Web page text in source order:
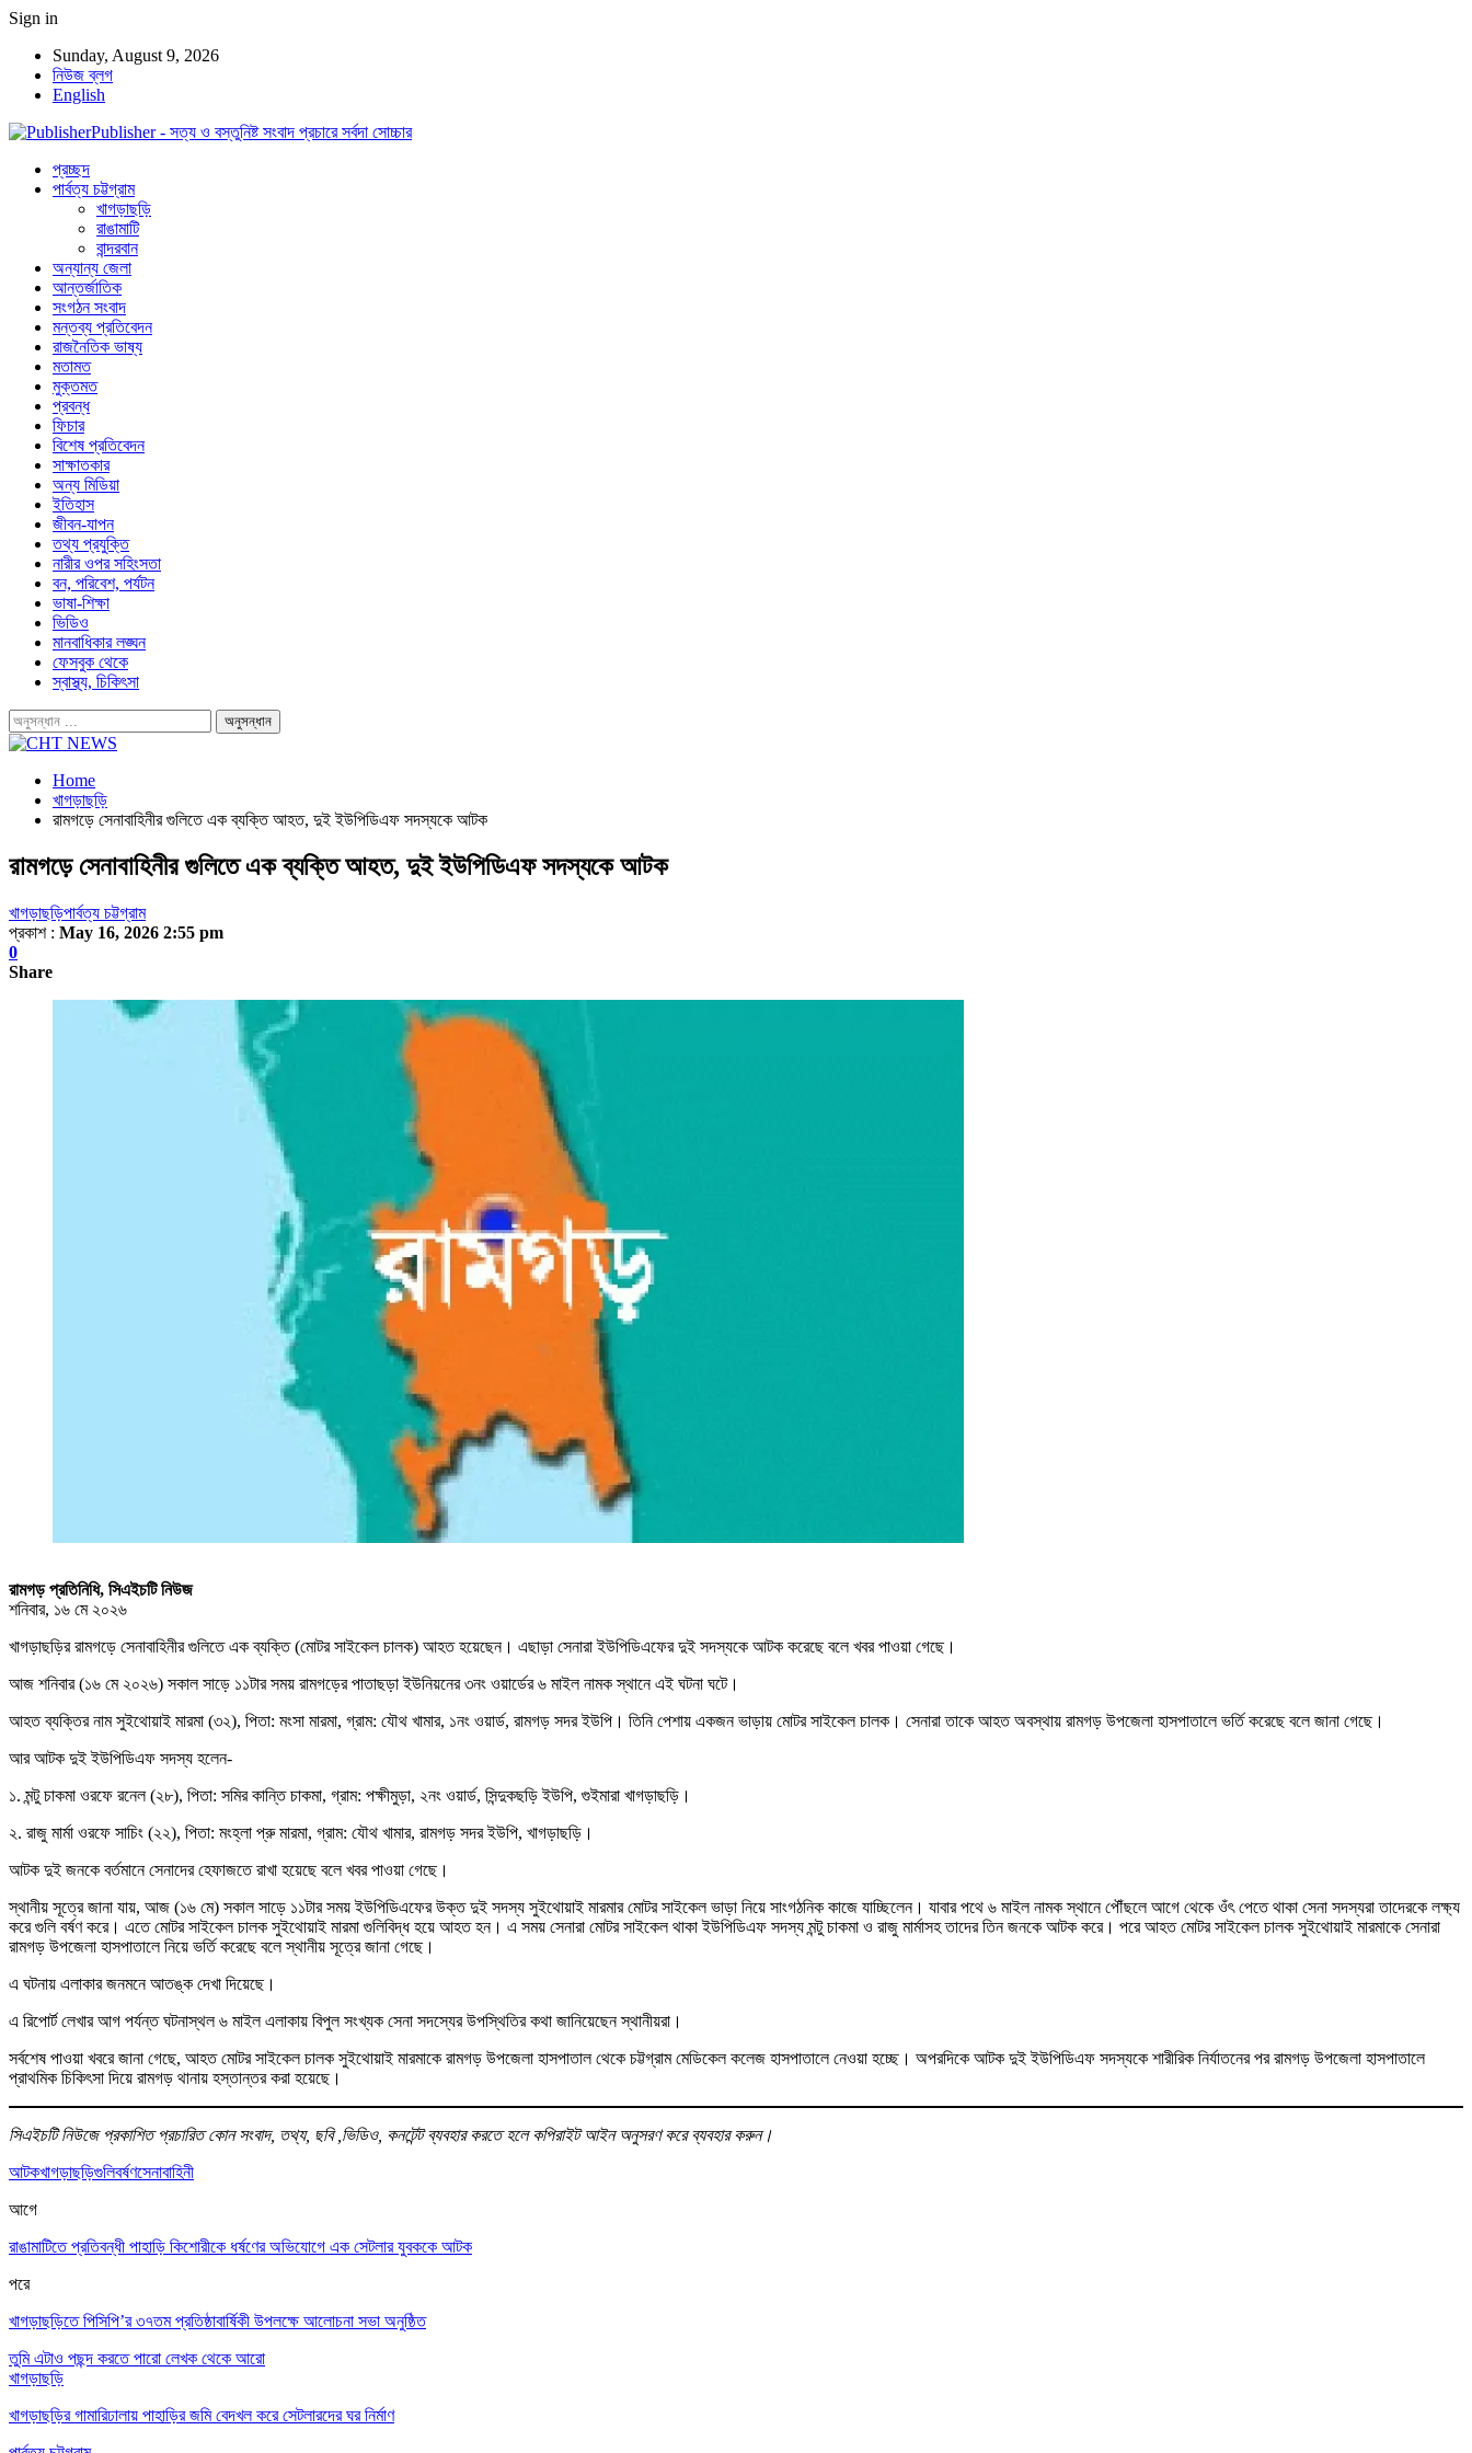
Sign in
Sunday, August 9, 2026
নিউজ ব্লগ
English
Publisher - সত্য ও বস্তুনিষ্ট সংবাদ প্রচারে সর্বদা সোচ্চার
প্রচ্ছদ
পার্বত্য চট্টগ্রাম
খাগড়াছড়ি
রাঙামাটি
বান্দরবান
অন্যান্য জেলা
আন্তর্জাতিক
সংগঠন সংবাদ
মন্তব্য প্রতিবেদন
রাজনৈতিক ভাষ্য
মতামত
মুক্তমত
প্রবন্ধ
ফিচার
বিশেষ প্রতিবেদন
সাক্ষাতকার
অন্য মিডিয়া
ইতিহাস
জীবন-যাপন
তথ্য প্রযুক্তি
নারীর ওপর সহিংসতা
বন, পরিবেশ, পর্যটন
ভাষা-শিক্ষা
ভিডিও
মানবাধিকার লঙ্ঘন
ফেসবুক থেকে
স্বাস্থ্য, চিকিৎসা
Home
খাগড়াছড়ি
রামগড়ে সেনাবাহিনীর গুলিতে এক ব্যক্তি আহত, দুই ইউপিডিএফ সদস্যকে আটক
রামগড়ে সেনাবাহিনীর গুলিতে এক ব্যক্তি আহত, দুই ইউপিডিএফ সদস্যকে আটক
খাগড়াছড়িপার্বত্য চট্টগ্রাম
প্রকাশ : May 16, 2026 2:55 pm
0
Share
রামগড় প্রতিনিধি, সিএইচটি নিউজ
শনিবার, ১৬ মে ২০২৬
খাগড়াছড়ির রামগড়ে সেনাবাহিনীর গুলিতে এক ব্যক্তি (মোটর সাইকেল চালক) আহত হয়েছেন। এছাড়া সেনারা ইউপিডিএফের দুই সদস্যকে আটক করেছে বলে খবর পাওয়া গেছে।
আজ শনিবার (১৬ মে ২০২৬) সকাল সাড়ে ১১টার সময় রামগড়ের পাতাছড়া ইউনিয়নের ৩নং ওয়ার্ডের ৬ মাইল নামক স্থানে এই ঘটনা ঘটে।
আহত ব্যক্তির নাম সুইথোয়াই মারমা (৩২), পিতা: মংসা মারমা, গ্রাম: যৌথ খামার, ১নং ওয়ার্ড, রামগড় সদর ইউপি। তিনি পেশায় একজন ভাড়ায় মোটর সাইকেল চালক। সেনারা তাকে আহত অবস্থায় রামগড় উপজেলা হাসপাতালে ভর্তি করেছে বলে জানা গেছে।
আর আটক দুই ইউপিডিএফ সদস্য হলেন-
১. মন্টু চাকমা ওরফে রনেল (২৮), পিতা: সমির কান্তি চাকমা, গ্রাম: পক্ষীমুড়া, ২নং ওয়ার্ড, সিন্দুকছড়ি ইউপি, গুইমারা খাগড়াছড়ি।
২. রাজু মার্মা ওরফে সাচিং (২২), পিতা: মংহ্লা প্রু মারমা, গ্রাম: যৌথ খামার, রামগড় সদর ইউপি, খাগড়াছড়ি।
আটক দুই জনকে বর্তমানে সেনাদের হেফাজতে রাখা হয়েছে বলে খবর পাওয়া গেছে।
স্থানীয় সূত্রে জানা যায়, আজ (১৬ মে) সকাল সাড়ে ১১টার সময় ইউপিডিএফের উক্ত দুই সদস্য সুইথোয়াই মারমার মোটর সাইকেল ভাড়া নিয়ে সাংগঠনিক কাজে যাচ্ছিলেন। যাবার পথে ৬ মাইল নামক স্থানে পৌঁছলে আগে থেকে ওঁৎ পেতে থাকা সেনা সদস্যরা তাদেরকে লক্ষ্য
করে গুলি বর্ষণ করে। এতে মোটর সাইকেল চালক সুইথোয়াই মারমা গুলিবিদ্ধ হয়ে আহত হন। এ সময় সেনারা মোটর সাইকেল থাকা ইউপিডিএফ সদস্য মন্টু চাকমা ও রাজু মার্মাসহ তাদের তিন জনকে আটক করে। পরে আহত মোটর সাইকেল চালক সুইথোয়াই মারমাকে সেনারা
রামগড় উপজেলা হাসপাতালে নিয়ে ভর্তি করেছে বলে স্থানীয় সূত্রে জানা গেছে।
এ ঘটনায় এলাকার জনমনে আতঙ্ক দেখা দিয়েছে।
এ রিপোর্ট লেখার আগ পর্যন্ত ঘটনাস্থল ৬ মাইল এলাকায় বিপুল সংখ্যক সেনা সদস্যের উপস্থিতির কথা জানিয়েছেন স্থানীয়রা।
সর্বশেষ পাওয়া খবরে জানা গেছে, আহত মোটর সাইকেল চালক সুইথোয়াই মারমাকে রামগড় উপজেলা হাসপাতাল থেকে চট্টগ্রাম মেডিকেল কলেজ হাসপাতালে নেওয়া হচ্ছে। অপরদিকে আটক দুই ইউপিডিএফ সদস্যকে শারীরিক নির্যাতনের পর রামগড় উপজেলা হাসপাতালে
প্রাথমিক চিকিৎসা দিয়ে রামগড় থানায় হস্তান্তর করা হয়েছে।
সিএইচটি নিউজে প্রকাশিত প্রচারিত কোন সংবাদ, তথ্য, ছবি ,ভিডিও, কনটেন্ট ব্যবহার করতে হলে কপিরাইট আইন অনুসরণ করে ব্যবহার করুন।
আটকখাগড়াছড়িগুলিবর্ষণসেনাবাহিনী
আগে
রাঙামাটিতে প্রতিবন্ধী পাহাড়ি কিশোরীকে ধর্ষণের অভিযোগে এক সেটলার যুবককে আটক
পরে
খাগড়াছড়িতে পিসিপি’র ৩৭তম প্রতিষ্ঠাবার্ষিকী উপলক্ষে আলোচনা সভা অনুষ্ঠিত
তুমি এটাও পছন্দ করতে পারো লেখক থেকে আরো
খাগড়াছড়ি
খাগড়াছড়ির গামারিঢালায় পাহাড়ির জমি বেদখল করে সেটলারদের ঘর নির্মাণ